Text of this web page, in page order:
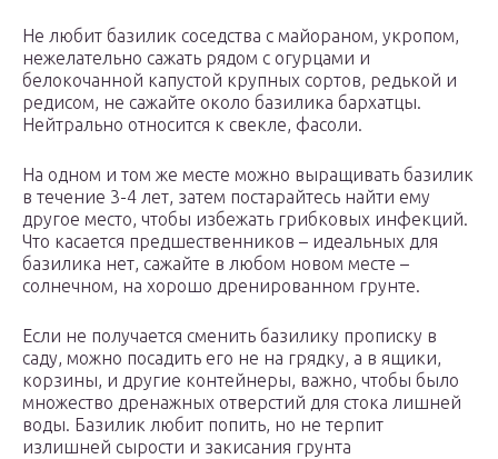
Не любит базилик соседства с майораном, укропом,
нежелательно сажать рядом с огурцами и
белокочанной капустой крупных сортов, редькой и
редисом, не сажайте около базилика бархатцы.
Нейтрально относится к свекле, фасоли.
На одном и том же месте можно выращивать базилик
в течение 3-4 лет, затем постарайтесь найти ему
другое место, чтобы избежать грибковых инфекций.
Что касается предшественников – идеальных для
базилика нет, сажайте в любом новом месте –
солнечном, на хорошо дренированном грунте.
Если не получается сменить базилику прописку в
саду, можно посадить его не на грядку, а в ящики,
корзины, и другие контейнеры, важно, чтобы было
множество дренажных отверстий для стока лишней
воды. Базилик любит попить, но не терпит
излишней сырости и закисания грунта